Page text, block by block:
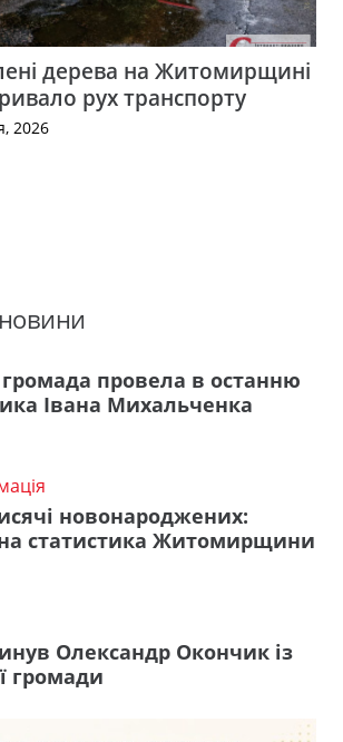
дерева на Житомирщині
рух транспорту
2026
провела в останню
Івана Михальченка
новонароджених:
статистика Житомирщини
Олександр Окончик із
громади